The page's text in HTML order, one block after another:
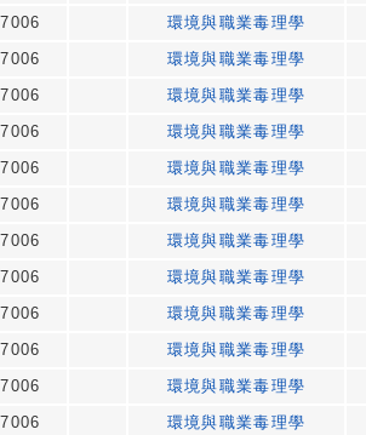
環境與職業毒理學
環境與職業毒理學
環境與職業毒理學
環境與職業毒理學
環境與職業毒理學
環境與職業毒理學
環境與職業毒理學
環境與職業毒理學
環境與職業毒理學
環境與職業毒理學
環境與職業毒理學
環境與職業毒理學